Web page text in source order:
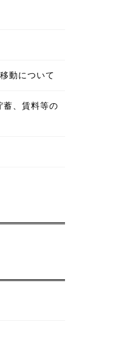
動について
蓄、賃料等の